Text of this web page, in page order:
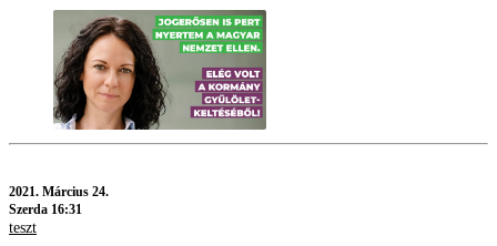
2021. Március 24.
Szerda 16:31
teszt